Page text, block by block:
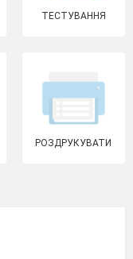
ТЕСТУВАННЯ
РОЗДРУКУВАТИ